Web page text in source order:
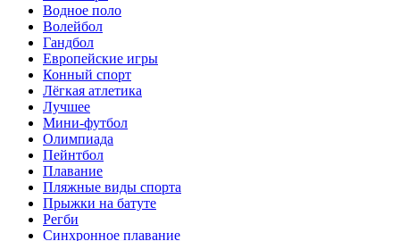
Водное поло
Волейбол
Гандбол
Европейские игры
Конный спорт
Лёгкая атлетика
Лучшее
Мини-футбол
Олимпиада
Пейнтбол
Плавание
Пляжные виды спорта
Прыжки на батуте
Регби
Синхронное плавание